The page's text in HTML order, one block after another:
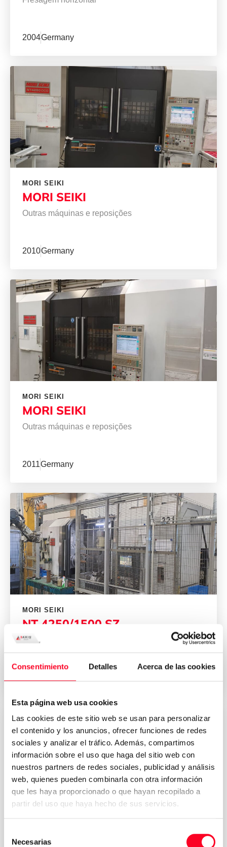
Consentimiento Detalles Acerca de las cookies
Esta página web usa cookies
Las cookies de este sitio web se usan para personalizar
el contenido y los anuncios, ofrecer funciones de redes
sociales y analizar el tráfico. Además, compartimos
información sobre el uso que haga del sitio web con
nuestros partners de redes sociales, publicidad y análisis
web, quienes pueden combinarla con otra información
que les haya proporcionado o que hayan recopilado a
partir del uso que haya hecho de sus servicios.
Necesarias
2004Germany
MORI SEIKI
MORI SEIKI
Outras máquinas e reposições
2010Germany
MORI SEIKI
MORI SEIKI
Outras máquinas e reposições
2011Germany
MORI SEIKI
NT 4250/1500 SZ
Torneamento
NT 3200DCG /1000SZ